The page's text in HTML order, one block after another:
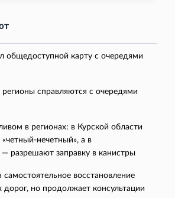
общедоступной карту с очередями
регионы справляются с очередями
в регионах: в Курской области
нечетный», а в
разрешают заправку в канистры
восстановление
дорог, но продолжает консультации